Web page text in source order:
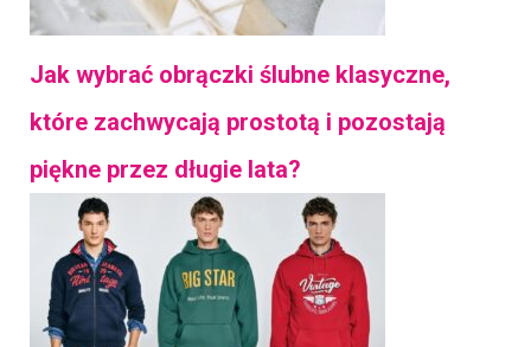
Jak wybrać obrączki ślubne klasyczne,
które zachwycają prostotą i pozostają
piękne przez długie lata?